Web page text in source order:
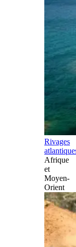
Rivages
Afrique
et
Moyen-
Orient